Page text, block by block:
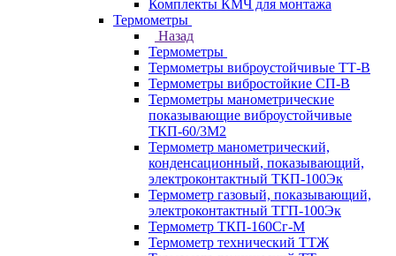
Комплекты КМЧ для монтажа
Термометры
Назад
Термометры
Термометры виброустойчивые ТТ-В
Термометры вибростойкие СП-В
Термометры манометрические
показывающие виброустойчивые
ТКП-60/3М2
Термометр манометрический,
конденсационный, показывающий,
электроконтактный ТКП-100Эк
Термометр газовый, показывающий,
электроконтактный ТГП-100Эк
Термометр ТКП-160Сг-М
Термометр технический ТТЖ